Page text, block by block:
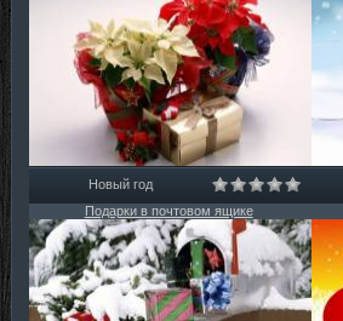
Новый год
Подарки в почтовом ящике